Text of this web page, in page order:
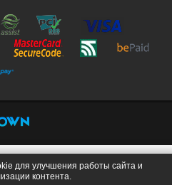
для улучшения работы сайта и
контента.